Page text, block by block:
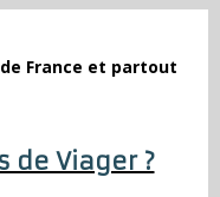
France et partout
de Viager ?